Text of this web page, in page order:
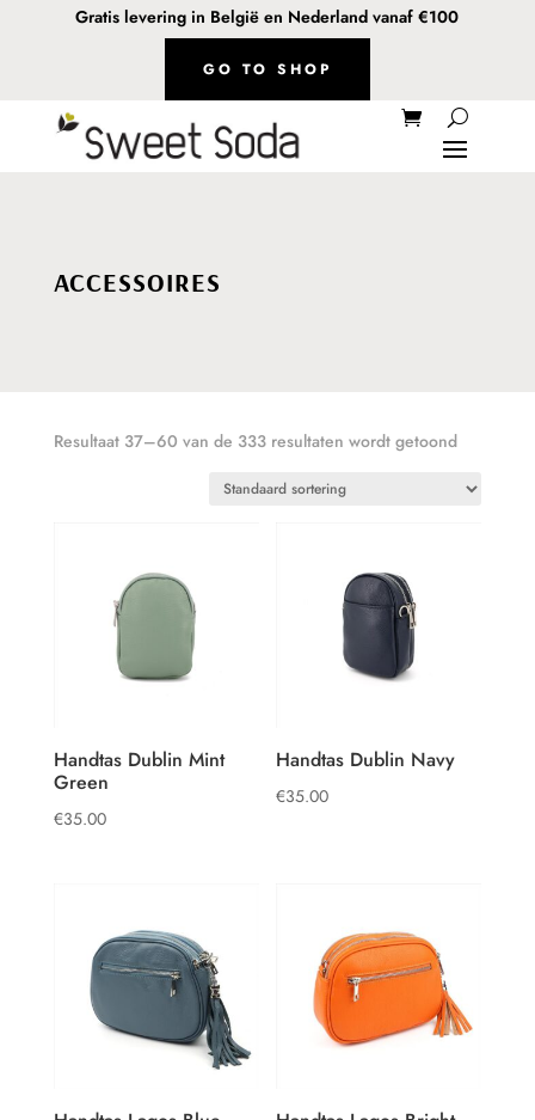
Gratis levering in België en Nederland vanaf €100
GO TO SHOP
ACCESSOIRES
Resultaat 37–60 van de 333 resultaten wordt getoond
Handtas Dublin Mint
Green
€35.00
Handtas Dublin Navy
€35.00